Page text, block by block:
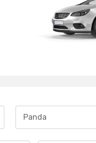
Panda